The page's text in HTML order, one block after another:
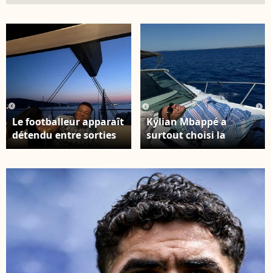
Le footballeur apparaît
détendu entre sorties
en bateau, repas et
Capture Kylian
Mbappé - Instagram
Kylian Mbappé a
surtout choisi la
chanson Maladie, dont
une femme blonde.
Capture Kylian
Mbappé - Instagram